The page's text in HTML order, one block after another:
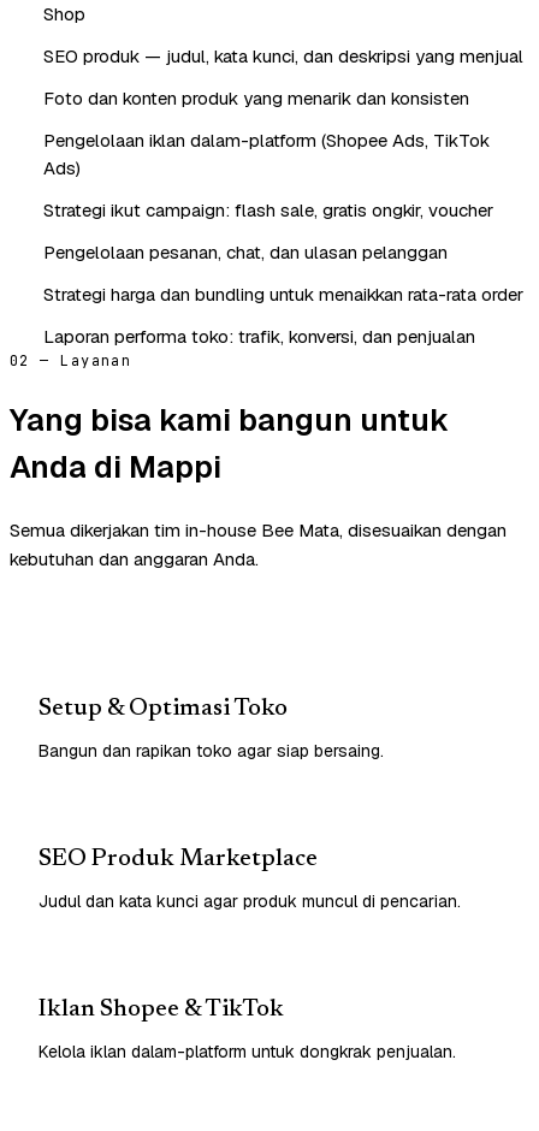
Shop
SEO produk — judul, kata kunci, dan deskripsi yang menjual
Foto dan konten produk yang menarik dan konsisten
Pengelolaan iklan dalam-platform (Shopee Ads, TikTok
Ads)
Strategi ikut campaign: flash sale, gratis ongkir, voucher
Pengelolaan pesanan, chat, dan ulasan pelanggan
Strategi harga dan bundling untuk menaikkan rata-rata order
Laporan performa toko: trafik, konversi, dan penjualan
02 — Layanan
Yang bisa kami bangun untuk
Anda di Mappi
Semua dikerjakan tim in-house Bee Mata, disesuaikan dengan
kebutuhan dan anggaran Anda.
Setup & Optimasi Toko
Bangun dan rapikan toko agar siap bersaing.
SEO Produk Marketplace
Judul dan kata kunci agar produk muncul di pencarian.
Iklan Shopee & TikTok
Kelola iklan dalam-platform untuk dongkrak penjualan.